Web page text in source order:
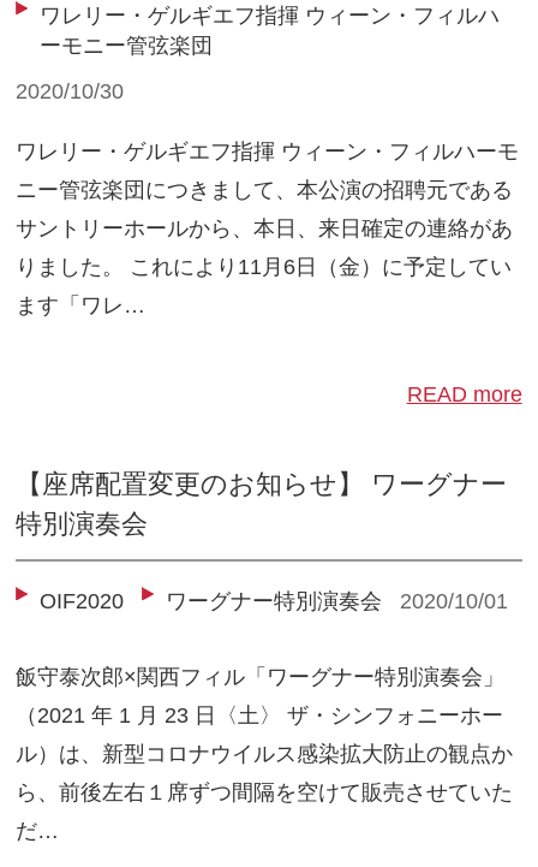
ワレリー・ゲルギエフ指揮 ウィーン・フィルハ
ーモニー管弦楽団
2020/10/30
ワレリー・ゲルギエフ指揮 ウィーン・フィルハーモ
ニー管弦楽団につきまして、本公演の招聘元である
サントリーホールから、本日、来日確定の連絡があ
りました。 これにより11月6日（金）に予定してい
ます「ワレ…
READ more
【座席配置変更のお知らせ】 ワーグナー
特別演奏会
OIF2020 ワーグナー特別演奏会 2020/10/01
飯守泰次郎×関西フィル「ワーグナー特別演奏会」
（2021 年 1 月 23 日〈土〉 ザ・シンフォニーホー
ル）は、新型コロナウイルス感染拡大防止の観点か
ら、前後左右１席ずつ間隔を空けて販売させていた
だ…